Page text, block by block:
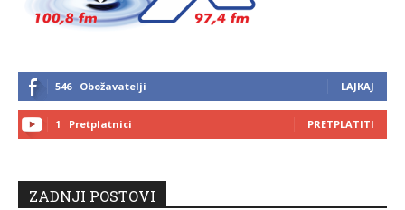
546 Obožavatelji LAJKAJ
1 Pretplatnici PRETPLATITI
ZADNJI POSTOVI